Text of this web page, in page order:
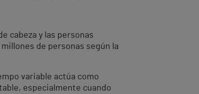
cabeza y las personas
de personas según la
variable actúa como
especialmente cuando